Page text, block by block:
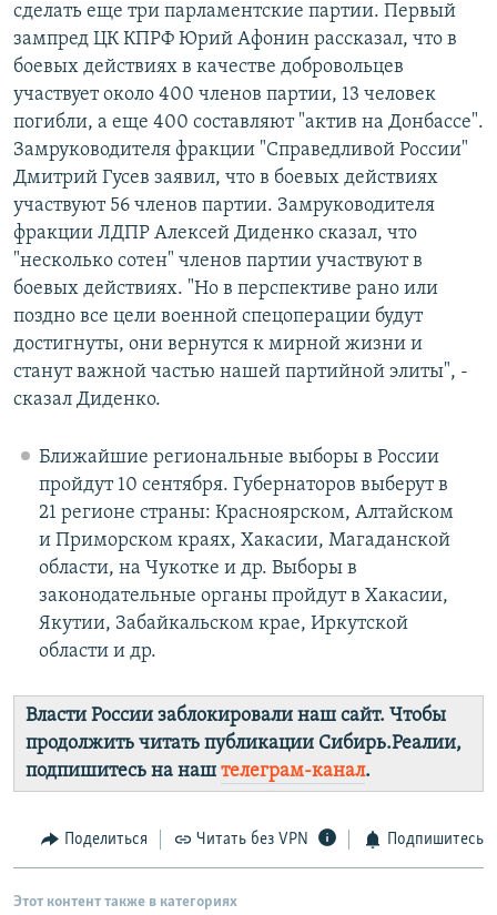
сделать еще три парламентские партии. Первый
зампред ЦК КПРФ Юрий Афонин рассказал, что в
боевых действиях в качестве добровольцев
участвует около 400 членов партии, 13 человек
погибли, а еще 400 составляют "актив на Донбассе".
Замруководителя фракции "Справедливой России"
Дмитрий Гусев заявил, что в боевых действиях
участвуют 56 членов партии. Замруководителя
фракции ЛДПР Алексей Диденко сказал, что
"несколько сотен" членов партии участвуют в
боевых действиях. "Но в перспективе рано или
поздно все цели военной спецоперации будут
достигнуты, они вернутся к мирной жизни и
станут важной частью нашей партийной элиты", -
сказал Диденко.
Ближайшие региональные выборы в России
пройдут 10 сентября. Губернаторов выберут в
21 регионе страны: Красноярском, Алтайском
и Приморском краях, Хакасии, Магаданской
области, на Чукотке и др. Выборы в
законодательные органы пройдут в Хакасии,
Якутии, Забайкальском крае, Иркутской
области и др.
Власти России заблокировали наш сайт. Чтобы
продолжить читать публикации Сибирь.Реалии,
подпишитесь на наш телеграм-канал.
Поделиться Читать без VPN Подпишитесь
Этот контент также в категориях